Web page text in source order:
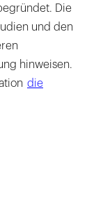
Die
und den
hinweisen.
die